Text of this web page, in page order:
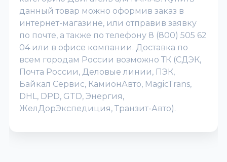
данный товар можно оформив заказ в
интернет-магазине, или отправив заявку
по почте, а также по телефону 8 (800) 505 62
04 или в офисе компании. Доставка по
всем городам России возможно ТК (СДЭК,
Почта России, Деловые линии, ПЭК,
Байкал Сервис, КамионАвто, MagicTrans,
DHL, DPD, GTD, Энергия,
ЖелДорЭкспедиция, Транзит-Авто).